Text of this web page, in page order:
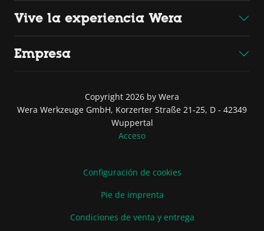
Vive la experiencia Wera
Empresa
Copyright 2026 by Wera
Wera Werkzeuge GmbH, Korzerter Straße 21-25, D - 42349
Wuppertal
Acceso
Configuración de cookies
Pie de imprenta
Condiciones de venta y entrega